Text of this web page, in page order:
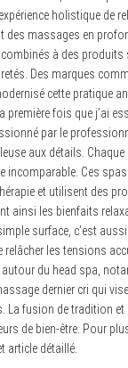
holistique de
des massages en
à des produits
Des marques
cette pratique
première fois que j’ai
par le
aux détails.
incomparable. Ces
et utilisent des
ainsi les bienfaits
surface, c’est
relâcher les tensions
du head spa,
dernier cri qui
La fusion de tradition
de bien-être. Pour
article détaillé.